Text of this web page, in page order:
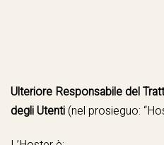
Ulteriore Responsabile del
degli Utenti(nel prosieguo: